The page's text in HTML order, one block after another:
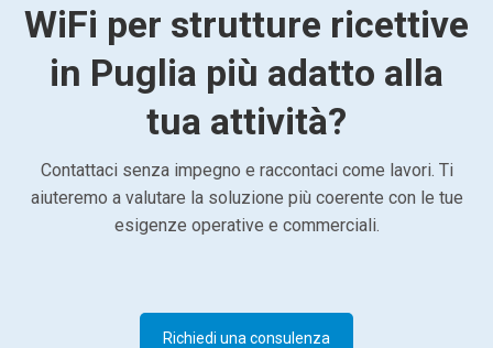
WiFi per strutture ricettive
in Puglia più adatto alla
tua attività?
Contattaci senza impegno e raccontaci come lavori. Ti
aiuteremo a valutare la soluzione più coerente con le tue
esigenze operative e commerciali.
Richiedi una consulenza